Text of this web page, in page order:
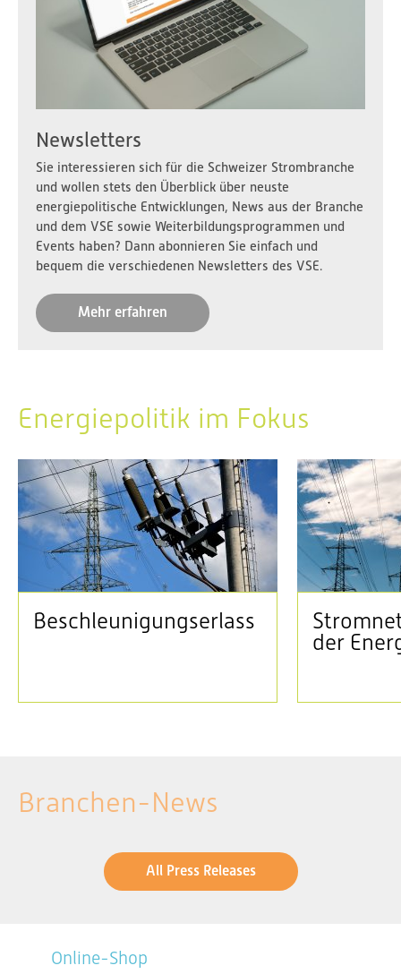
Newsletters
Sie interessieren sich für die Schweizer Strombranche
und wollen stets den Überblick über neuste
energiepolitische Entwicklungen, News aus der Branche
und dem VSE sowie Weiterbildungsprogrammen und
Events haben? Dann abonnieren Sie einfach und
bequem die verschiedenen Newsletters des VSE.
Mehr erfahren
Energiepolitik im Fokus
Beschleunigungserlass
der
Branchen-News
All Press Releases
Online-Shop